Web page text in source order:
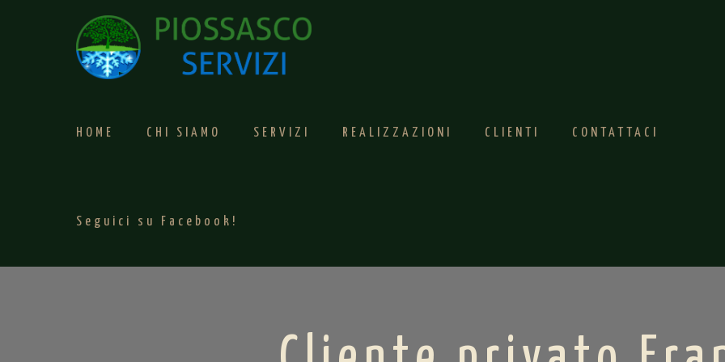
HOME CHI SIAMO SERVIZI REALIZZAZIONI CLIENTI CONTATTACI
Seguici su Facebook!